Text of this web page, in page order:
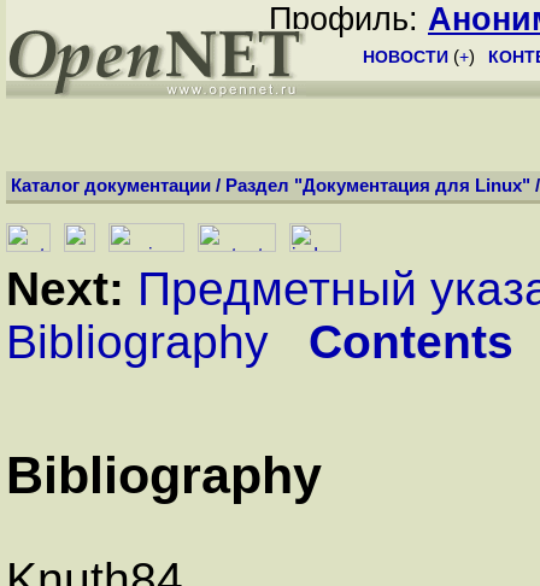
Профиль:
НОВОСТИ (+)
Каталог документации / Раздел "Документация для Linux"
Next: Предметный
Bibliography
Contents
Bibliography